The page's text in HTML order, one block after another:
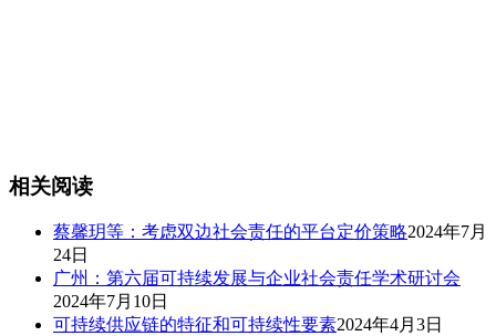
相关阅读
蔡馨玥等：考虑双边社会责任的平台定价策略2024年7月
24日
广州：第六届可持续发展与企业社会责任学术研讨会
2024年7月10日
可持续供应链的特征和可持续性要素2024年4月3日